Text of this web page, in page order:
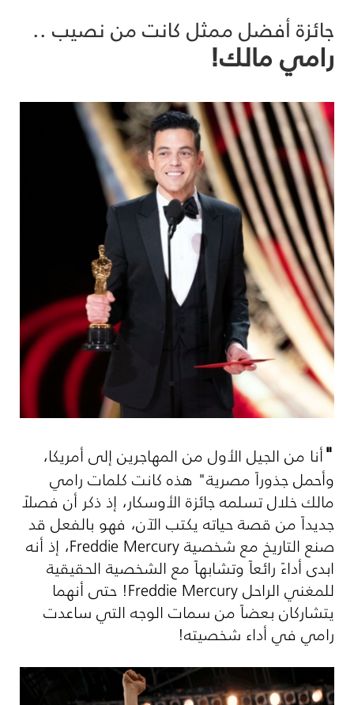
جائزة أفضل ممثل كانت من نصيب ..
رامي مالك!
"أنا من الجيل الأول من المهاجرين إلى أمريكا،
وأحمل جذوراً مصرية" هذه كانت كلمات رامي
مالك خلال تسلمه جائزة الأوسكار، إذ ذكر أن فصلاً
جديداً من قصة حياته يكتب الآن، فهو بالفعل قد
صنع التاريخ مع شخصيةFreddie Mercury، إذ أنه
ابدى أداءً رائعاً وتشابهاً مع الشخصية الحقيقية
للمغني الراحلFreddie Mercury! حتى أنهما
يتشاركان بعضاً من سمات الوجه التي ساعدت
رامي في أداء شخصيته!